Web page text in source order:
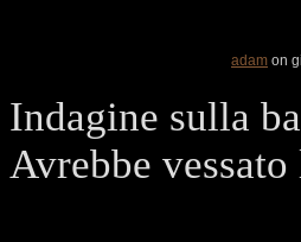
adam on
Indagine sulla
Avrebbe